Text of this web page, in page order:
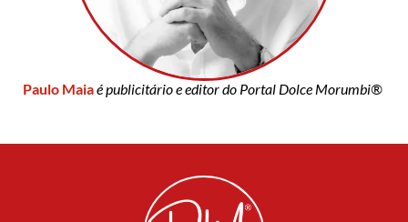
Paulo Maiaé publicitário e editor do Portal Dolce Morumbi®